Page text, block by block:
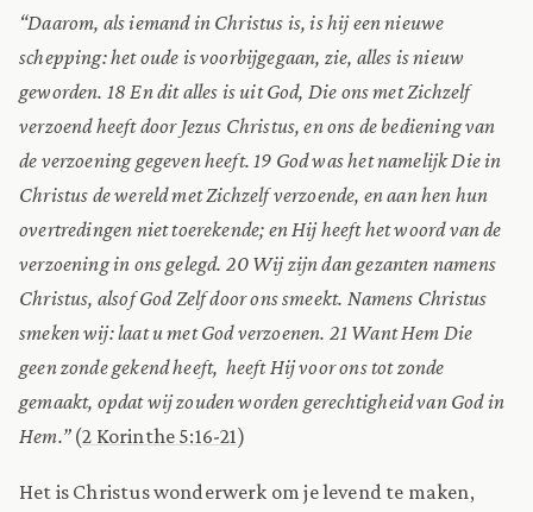
“Daarom, als iemand in Christus is, is hij een nieuwe
schepping: het oude is voorbijgegaan, zie, alles is nieuw
geworden. 18 En dit alles is uit God, Die ons met Zichzelf
verzoend heeft door Jezus Christus, en ons de bediening van
de verzoening gegeven heeft. 19 God was het namelijk Die in
Christus de wereld met Zichzelf verzoende, en aan hen hun
overtredingen niet toerekende; en Hij heeft het woord van de
verzoening in ons gelegd. 20 Wij zijn dan gezanten namens
Christus, alsof God Zelf door ons smeekt. Namens Christus
smeken wij: laat u met God verzoenen. 21 Want Hem Die
geen zonde gekend heeft, heeft Hij voor ons tot zonde
gemaakt, opdat wij zouden worden gerechtigheid van God in
Hem.”(2 Korinthe 5:16-21)
Het is Christus wonderwerk om je levend te maken,